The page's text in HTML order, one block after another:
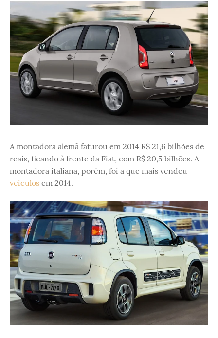
A montadora alemã faturou em 2014 R$ 21,6 bilhões de
reais, ficando à frente da Fiat, com R$ 20,5 bilhões. A
montadora italiana, porém, foi a que mais vendeu
veículos em 2014.